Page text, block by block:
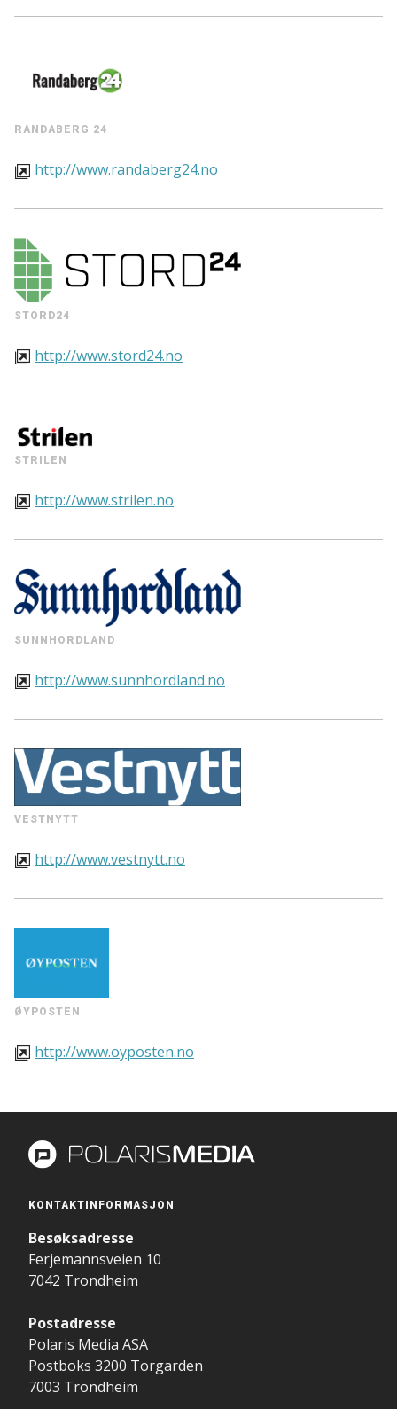
RANDABERG 24
http://www.randaberg24.no
STORD24
http://www.stord24.no
STRILEN
http://www.strilen.no
SUNNHORDLAND
http://www.sunnhordland.no
VESTNYTT
http://www.vestnytt.no
ØYPOSTEN
http://www.oyposten.no
KONTAKTINFORMASJON
Besøksadresse
Ferjemannsveien 10
7042 Trondheim
Postadresse
Polaris Media ASA
Postboks 3200 Torgarden
7003 Trondheim